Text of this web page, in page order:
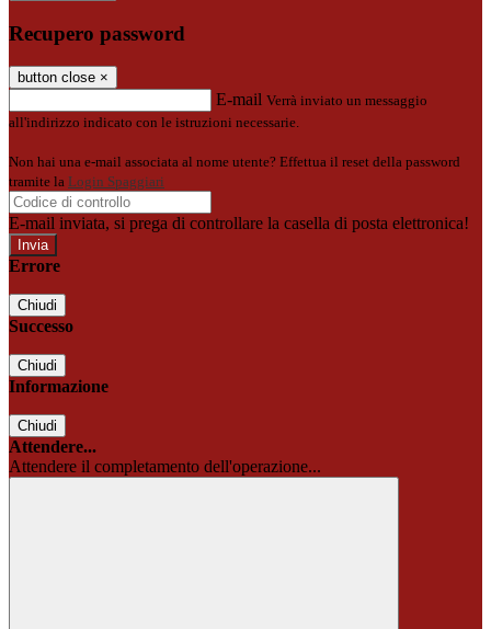
Recupero password
button close ×
E-mail Verrà inviato un messaggio
all'indirizzo indicato con le istruzioni necessarie.
Non hai una e-mail associata al nome utente? Effettua il reset della password
tramite la Login Spaggiari
E-mail inviata, si prega di controllare la casella di posta elettronica!
Errore
Chiudi
Successo
Chiudi
Informazione
Chiudi
Attendere...
Attendere il completamento dell'operazione...